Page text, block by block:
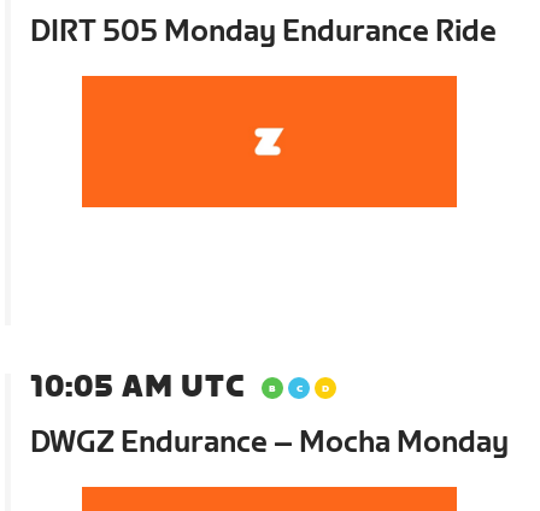
DIRT 505 Monday Endurance Ride
10:05 AM UTC
DWGZ Endurance – Mocha Monday